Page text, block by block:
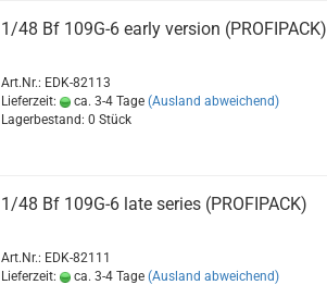
1/48 Bf 109G-6 early version (PROFIPACK)
Art.Nr.: EDK-82113
Lieferzeit:
ca. 3-4 Tage (Ausland abweichend)
Lagerbestand: 0 Stück
1/48 Bf 109G-6 late series (PROFIPACK)
Art.Nr.: EDK-82111
Lieferzeit:
ca. 3-4 Tage (Ausland abweichend)